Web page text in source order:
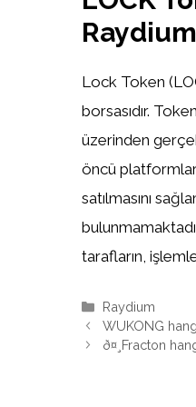
Raydium
Lock Token
borsasıdır.
üzerinden
öncü
satılmasını
tarafların,
Kategoriler
Raydium
WUKONG
ð¤¸Fracton